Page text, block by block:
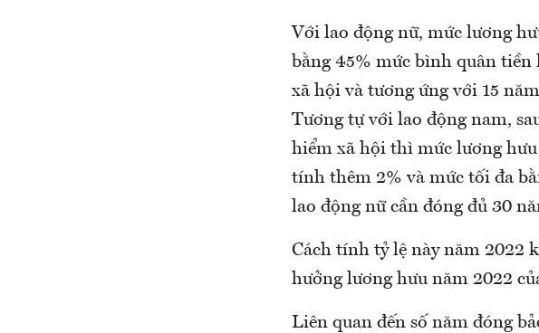
Với lao động nữ, mức lương
bằng 45% mức bình quân
xã hội và tương ứng với 15
Tương tự với lao động nam,
hiểm xã hội thì mức lương
tính thêm 2% và mức tối đa
lao động nữ cần đóng đủ 30
Cách tính tỷ lệ này năm 2022
hưởng lương hưu năm 2022
Liên quan đến số năm đóng